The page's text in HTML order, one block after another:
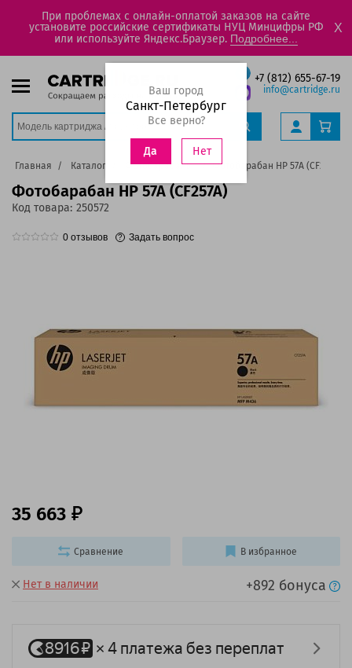
При проблемах с онлайн-оплатой заказов на сайте
установите российские сертификаты НУЦ Минцифры РФ
или используйте Яндекс.Браузер. Подробнее...
X
+7 (812) 655-67-19
info@cartridge.ru
Ваш город
Санкт-Петербург
Все верно?
Да Нет
Главная Каталог Фотобарабаны Фотобарабан HP 57A (CF257A)
Фотобарабан HP 57A (CF257A)
Код товара: 250572
0 отзывов Задать вопрос
Нет в наличии +892 бонуса
35 663
Сравнение В избранное